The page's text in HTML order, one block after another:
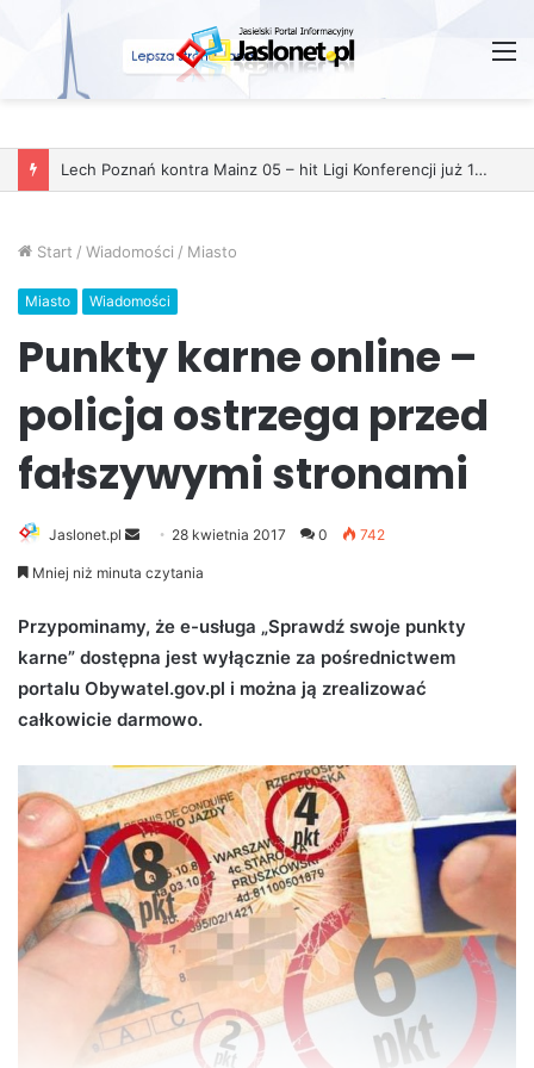
Start / Wiadomości / Miasto
Miasto Wiadomości
Punkty karne online –
policja ostrzega przed
fałszywymi stronami
Jaslonet.pl
d
a
a
i
l
28 kwietnia 2017 0 742
Mniej niż minuta czytania
Przypominamy, że e-usługa „Sprawdź swoje punkty
karne” dostępna jest wyłącznie za pośrednictwem
portalu Obywatel.gov.pl i można ją zrealizować
całkowicie darmowo.